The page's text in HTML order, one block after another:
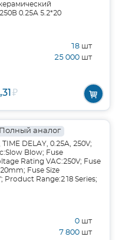
0.25А 5.2*20
18 шт
25 000 шт
₽
Полный аналог
DELAY, 0.25A, 250V;
Blow; Fuse
Rating VAC:250V; Fuse
Fuse Size
Product Range:218 Series;
0 шт
7 800 шт